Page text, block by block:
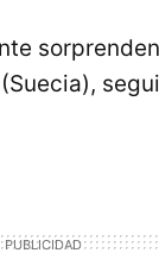
(Suecia),